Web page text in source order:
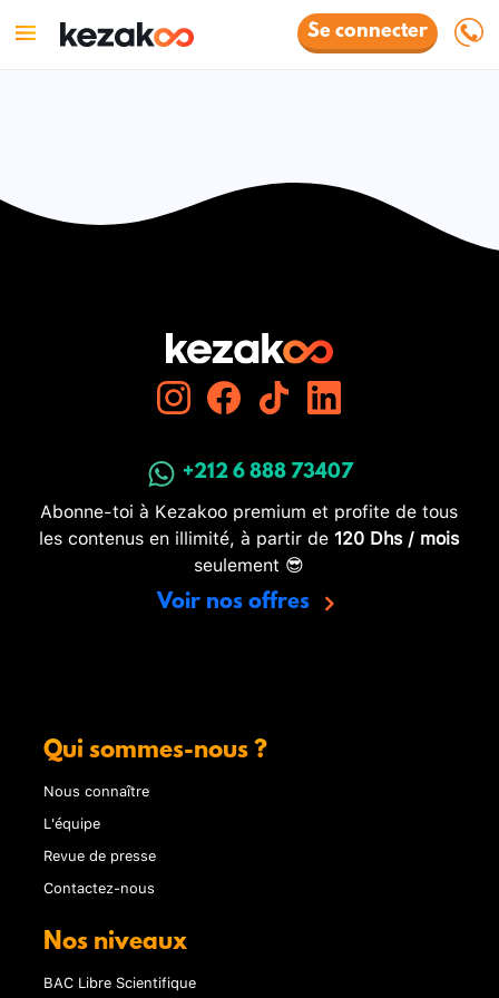
Se connecter
+212 6 888 73407
Abonne-toi à Kezakoo premium et profite de tous
les contenus en illimité, à partir de 120 Dhs / mois
seulement 😎
Voir nos offres
Qui sommes-nous ?
Nous connaître
L'équipe
Revue de presse
Contactez-nous
Nos niveaux
BAC Libre Scientifique